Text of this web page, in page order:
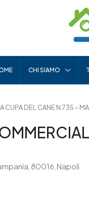
CHI SIAMO
DEL CANE N.735 –
80016, Napoli